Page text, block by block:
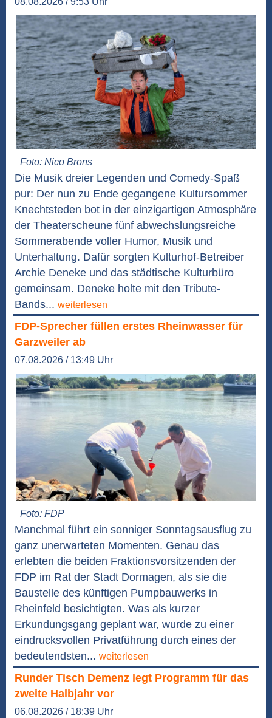
Foto: Nico Brons
Die Musik dreier Legenden und Comedy-Spaß
pur: Der nun zu Ende gegangene Kultursommer
Knechtsteden bot in der einzigartigen Atmosphäre
der Theaterscheune fünf abwechslungsreiche
Sommerabende voller Humor, Musik und
Unterhaltung. Dafür sorgten Kulturhof-Betreiber
Archie Deneke und das städtische Kulturbüro
gemeinsam. Deneke holte mit den Tribute-
Bands... weiterlesen
FDP-Sprecher füllen erstes Rheinwasser für
Garzweiler ab
07.08.2026 / 13:49 Uhr
Foto: FDP
Manchmal führt ein sonniger Sonntagsausflug zu
ganz unerwarteten Momenten. Genau das
erlebten die beiden Fraktionsvorsitzenden der
FDP im Rat der Stadt Dormagen, als sie die
Baustelle des künftigen Pumpbauwerks in
Rheinfeld besichtigten. Was als kurzer
Erkundungsgang geplant war, wurde zu einer
eindrucksvollen Privatführung durch eines der
bedeutendsten... weiterlesen
Runder Tisch Demenz legt Programm für das
zweite Halbjahr vor
06.08.2026 / 18:39 Uhr